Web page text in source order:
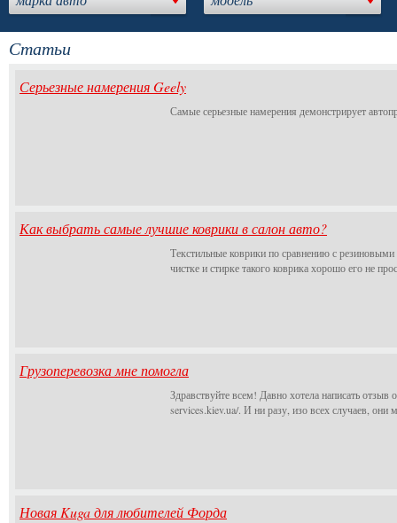
Статьи
Серьезные намерения Geely
Самые серьезные намерения демонстрирует
Как выбрать самые лучшие коврики в салон авто?
Текстильные коврики по сравнению с
чистке и стирке такого коврика хорошо его не
Грузоперевозка мне помогла
Здравствуйте всем! Давно хотела написать
services.kiev.ua/. И ни разу, изо всех случаев,
Новая Kuga для любителей Форда